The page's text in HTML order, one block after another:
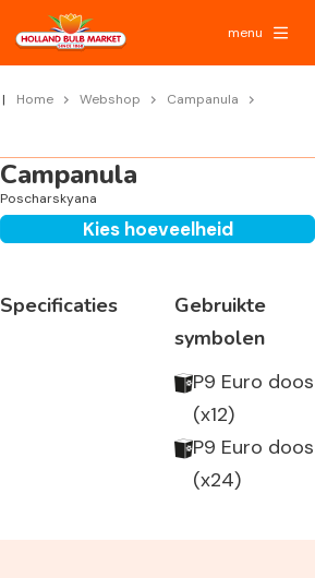
menu
Home Webshop
Campanula
Campanula
Poscharskyana
Kies hoeveelheid
Specificaties
Gebruikte
symbolen
P9 Euro doos
(x12)
P9 Euro doos
(x24)